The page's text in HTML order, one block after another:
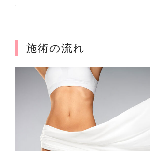
め、尿漏れ改善などに
施術の流れ